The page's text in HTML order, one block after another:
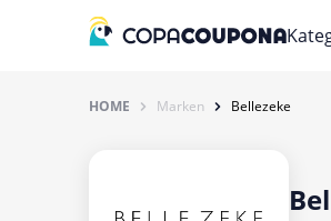
HOME Marken Bellezeke